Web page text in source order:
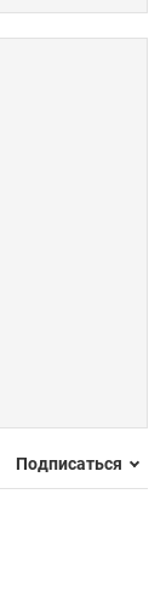
Подписаться